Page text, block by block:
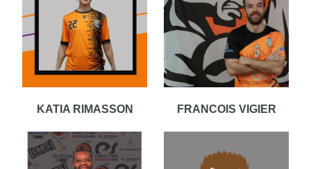
KATIA RIMASSON FRANCOIS VIGIER